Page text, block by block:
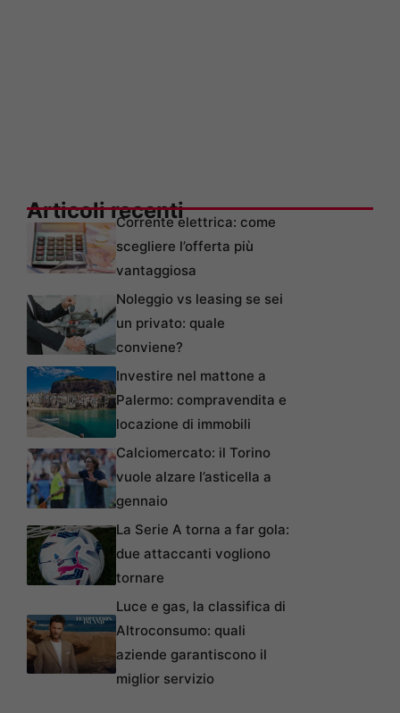
Articoli recentiCorrente elettrica: come
scegliere l’offerta più
vantaggiosa
Noleggio vs leasing se sei
un privato: quale
conviene?
Investire nel mattone a
Palermo: compravendita e
locazione di immobili
Calciomercato: il Torino
vuole alzare l’asticella a
gennaio
La Serie A torna a far gola:
due attaccanti vogliono
tornare
Luce e gas, la classifica di
Altroconsumo: quali
aziende garantiscono il
miglior servizio